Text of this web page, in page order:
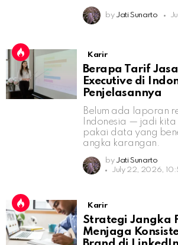
by Jati Sunarto
Karir
Berapa Tarif
Executive di
Penjelasannya
Belum ada laporan
Indonesia — jadi kita
pakai data yang
angka karangan.
by Jati Sunarto
July 22, 2026,
Karir
Strategi Jangka
Menjaga